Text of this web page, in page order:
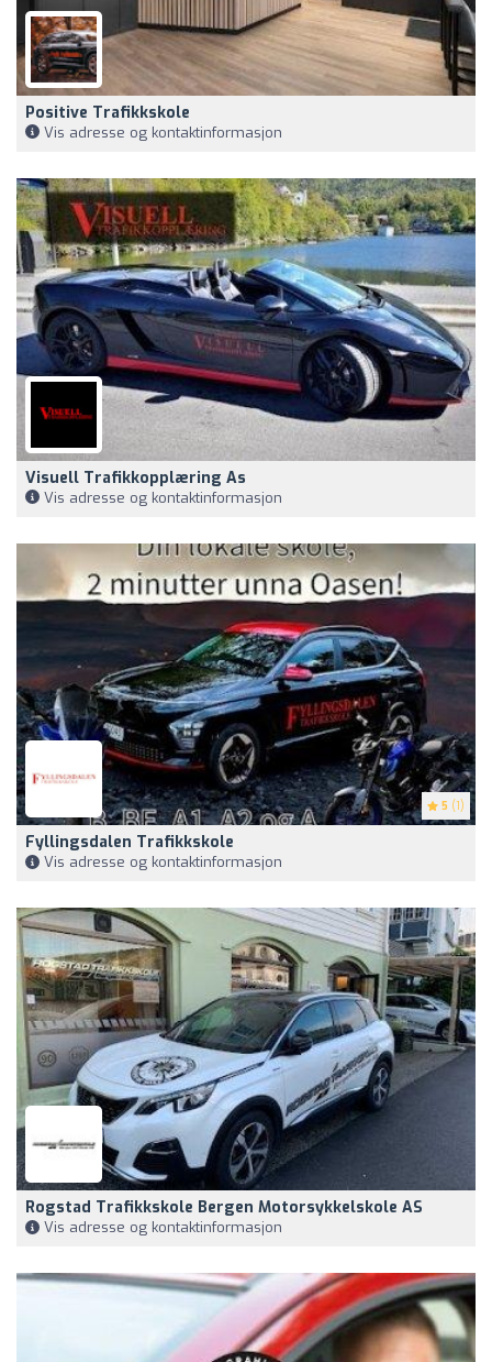
Positive Trafikkskole
Vis adresse og kontaktinformasjon
Visuell Trafikkopplæring As
Vis adresse og kontaktinformasjon
5 (1)
Fyllingsdalen Trafikkskole
Vis adresse og kontaktinformasjon
Rogstad Trafikkskole Bergen Motorsykkelskole AS
Vis adresse og kontaktinformasjon